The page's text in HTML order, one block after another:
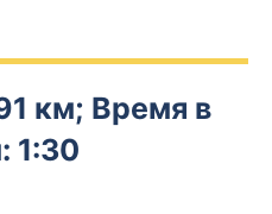
км; Время в
1:30